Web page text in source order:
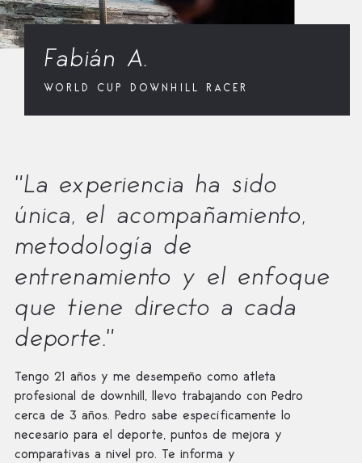
Fabián A.
WORLD CUP DOWNHILL RACER
"La experiencia ha sido
única, el acompañamiento,
metodología de
entrenamiento y el enfoque
que tiene directo a cada
deporte."
Tengo 21 años y me desempeño como atleta
profesional de downhill, llevo trabajando con Pedro
cerca de 3 años. Pedro sabe específicamente lo
necesario para el deporte, puntos de mejora y
comparativas a nivel pro. Te informa y